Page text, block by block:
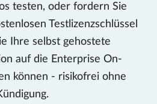
testen, oder fordern Sie
Testlizenzschlüssel
Ihre selbst gehostete
auf die Enterprise On-
können - risikofrei ohne